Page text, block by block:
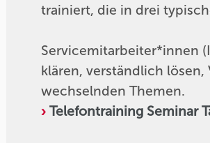
trainiert, die in drei
Servicemitarbeiter*innen
klären, verständlich
wechselnden Themen.
Telefontraining Seminar